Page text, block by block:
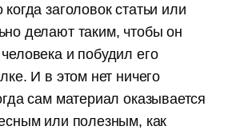
заголовок статьи или
делают таким, чтобы он
и побудил его
И в этом нет ничего
сам материал оказывается
или полезным, как